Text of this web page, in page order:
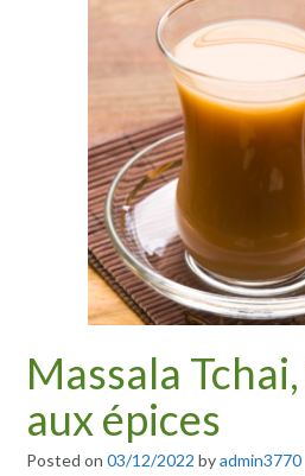
Massala
aux épices
Posted on 03/12/2022 byadmin3770